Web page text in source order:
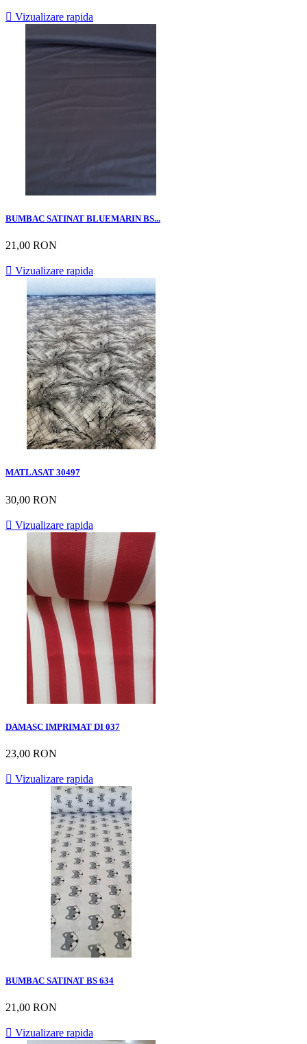
 Vizualizare rapida
BUMBAC SATINAT BLUEMARIN BS...
21,00 RON
 Vizualizare rapida
MATLASAT 30497
30,00 RON
 Vizualizare rapida
DAMASC IMPRIMAT DI 037
23,00 RON
 Vizualizare rapida
BUMBAC SATINAT BS 634
21,00 RON
 Vizualizare rapida